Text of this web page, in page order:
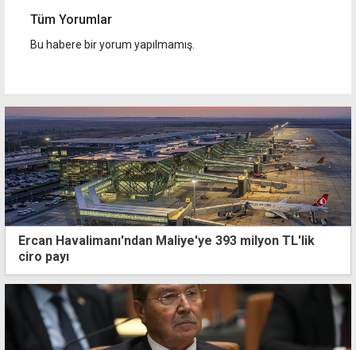
Tüm Yorumlar
Bu habere bir yorum yapılmamış.
Ercan Havalimanı'ndan Maliye'ye 393 milyon TL'lik
ciro payı